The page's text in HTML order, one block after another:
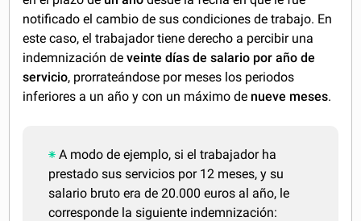
notificado el cambio de sus condiciones de trabajo. En
este caso, el trabajador tiene derecho a percibir una
indemnización deveinte días de salario por año de
servicio, prorrateándose por meses los periodos
inferiores a un año y con un máximo de nueve meses.
A modo de ejemplo, si el trabajador ha
prestado sus servicios por 12 meses, y su
salario bruto era de 20.000 euros al año, le
corresponde la siguiente indemnización: